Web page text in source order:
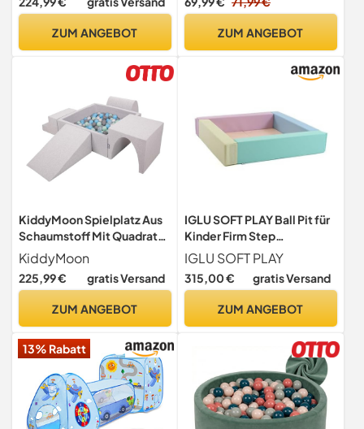
weiches Indoor-Bällebad
Stabiler PU-Schaum,
ZUM ANGEBOT
Öko-Tex - 90 x 30 cm -
Rosa/Weiß/Silber
ZUM ANGEBOT
KiddyMoon Spielplatz Aus
Schaumstoff Mit Quadrat
Bällebad (300 Bälle)
Ballgruben Für Babys
Spielbad Hindernisläufen,
Hellgrau:Perle/Grau/Transp
KiddyMoon
225,99 € gratis Versand
ZUM ANGEBOT
IGLU SOFT PLAY Ball Pit für
Kinder Firm Step
Schaumstoff (Pastel)
IGLU SOFT PLAY
315,00 € gratis Versand
ZUM ANGEBOT
13% Rabatt